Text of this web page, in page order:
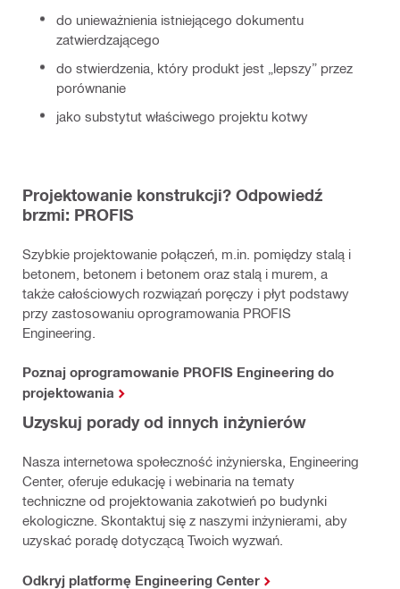
do unieważnienia istniejącego dokumentu
zatwierdzającego
do stwierdzenia, który produkt jest „lepszy” przez
porównanie
jako substytut właściwego projektu kotwy
Projektowanie konstrukcji? Odpowiedź
brzmi: PROFIS
Szybkie projektowanie połączeń, m.in. pomiędzy stalą i
betonem, betonem i betonem oraz stalą i murem, a
także całościowych rozwiązań poręczy i płyt podstawy
przy zastosowaniu oprogramowania PROFIS
Engineering.
Poznaj oprogramowanie PROFIS Engineering do
projektowania
Uzyskuj porady od innych inżynierów
Nasza internetowa społeczność inżynierska, Engineering
Center, oferuje edukację i webinaria na tematy
techniczne od projektowania zakotwień po budynki
ekologiczne. Skontaktuj się z naszymi inżynierami, aby
uzyskać poradę dotyczącą Twoich wyzwań.
Odkryj platformę Engineering Center